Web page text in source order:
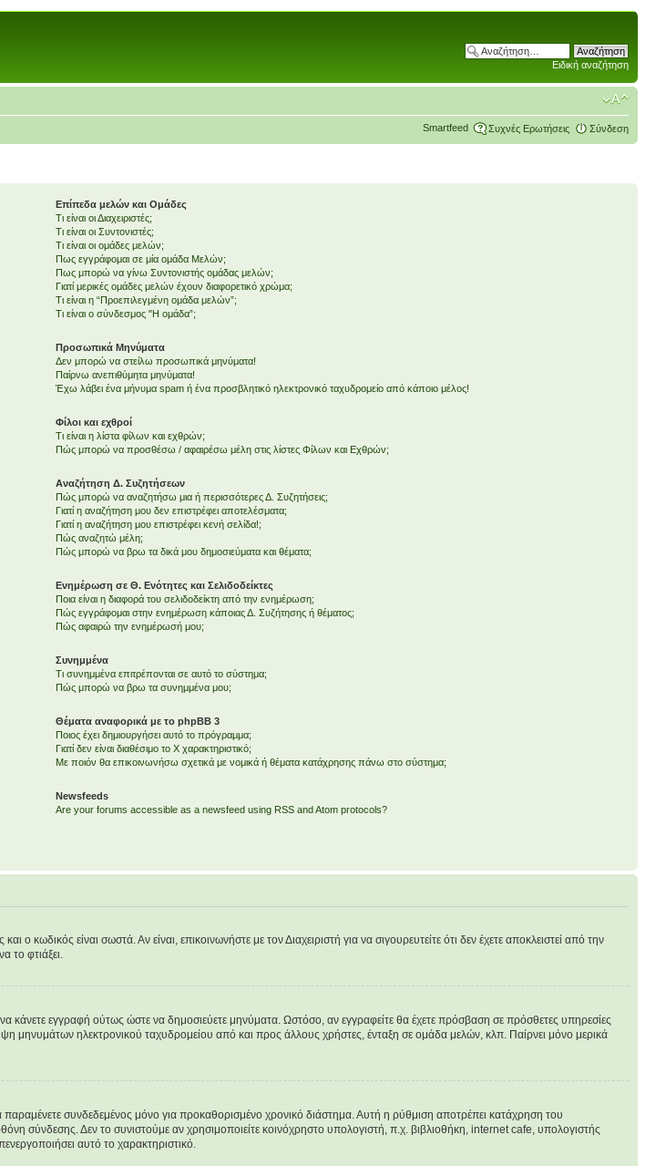
Ειδική αναζήτηση
Smartfeed Συχνές Ερωτήσεις Σύνδεση
Επίπεδα μελών και Ομάδες
Τι είναι οι Διαχειριστές;
Τι είναι οι Συντονιστές;
Τι είναι οι ομάδες μελών;
Πως εγγράφομαι σε μία ομάδα Μελών;
Πως μπορώ να γίνω Συντονιστής ομάδας μελών;
Γιατί μερικές ομάδες μελών έχουν διαφορετικό χρώμα;
Τι είναι η “Προεπιλεγμένη ομάδα μελών”;
Τι είναι ο σύνδεσμος "Η ομάδα”;
Προσωπικά Μηνύματα
Δεν μπορώ να στείλω προσωπικά μηνύματα!
Παίρνω ανεπιθύμητα μηνύματα!
Έχω λάβει ένα μήνυμα spam ή ένα προσβλητικό ηλεκτρονικό ταχυδρομείο από κάποιο μέλος!
Φίλοι και εχθροί
Τι είναι η λίστα φίλων και εχθρών;
Πώς μπορώ να προσθέσω / αφαιρέσω μέλη στις λίστες Φίλων και Εχθρών;
Αναζήτηση Δ. Συζητήσεων
Πώς μπορώ να αναζητήσω μια ή περισσότερες Δ. Συζητήσεις;
Γιατί η αναζήτηση μου δεν επιστρέφει αποτελέσματα;
Γιατί η αναζήτηση μου επιστρέφει κενή σελίδα!;
Πώς αναζητώ μέλη;
Πώς μπορώ να βρω τα δικά μου δημοσιεύματα και θέματα;
Ενημέρωση σε Θ. Ενότητες και Σελιδοδείκτες
Ποια είναι η διαφορά του σελιδοδείκτη από την ενημέρωση;
Πώς εγγράφομαι στην ενημέρωση κάποιας Δ. Συζήτησης ή θέματος;
Πώς αφαιρώ την ενημέρωσή μου;
Συνημμένα
Τι συνημμένα επιτρέπονται σε αυτό το σύστημα;
Πώς μπορώ να βρω τα συνημμένα μου;
Θέματα αναφορικά με το phpBB 3
Ποιος έχει δημιουργήσει αυτό το πρόγραμμα;
Γιατί δεν είναι διαθέσιμο το Χ χαρακτηριστικό;
Με ποιόν θα επικοινωνήσω σχετικά με νομικά ή θέματα κατάχρησης πάνω στο σύστημα;
Newsfeeds
Are your forums accessible as a newsfeed using RSS and Atom protocols?
είναι σωστά. Αν είναι, επικοινωνήστε με τον Διαχειριστή για να σιγουρευτείτε ότι δεν έχετε αποκλειστεί από την
το φτιάξει.
κάνετε εγγραφή ούτως ώστε να δημοσιεύετε μηνύματα. Ωστόσο, αν εγγραφείτε θα έχετε πρόσβαση σε πρόσθετες υπηρεσίες
μηνυμάτων ηλεκτρονικού ταχυδρομείου από και προς άλλους χρήστες, ένταξη σε ομάδα μελών, κλπ. Παίρνει μόνο μερικά
συνδεδεμένος μόνο για προκαθορισμένο χρονικό διάστημα. Αυτή η ρύθμιση αποτρέπει κατάχρηση του
σύνδεσης. Δεν το συνιστούμε αν χρησιμοποιείτε κοινόχρηστο υπολογιστή, π.χ. βιβλιοθήκη, internet cafe, υπολογιστής
αυτό το χαρακτηριστικό.